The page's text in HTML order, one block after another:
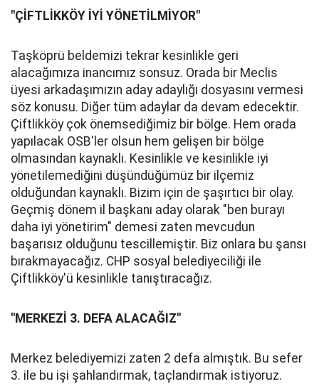
"ÇİFTLİKKÖY İYİ YÖNETİLMİYOR"
Taşköprü beldemizi tekrar kesinlikle geri
alacağımıza inancımız sonsuz. Orada bir Meclis
üyesi arkadaşımızın aday adaylığı dosyasını vermesi
söz konusu. Diğer tüm adaylar da devam edecektir.
Çiftlikköy çok önemsediğimiz bir bölge. Hem orada
yapılacak OSB'ler olsun hem gelişen bir bölge
olmasından kaynaklı. Kesinlikle ve kesinlikle iyi
yönetilemediğini düşündüğümüz bir ilçemiz
olduğundan kaynaklı. Bizim için de şaşırtıcı bir olay.
Geçmiş dönem il başkanı aday olarak "ben burayı
daha iyi yönetirim" demesi zaten mevcudun
başarısız olduğunu tescillemiştir. Biz onlara bu şansı
bırakmayacağız. CHP sosyal belediyeciliği ile
Çiftlikköy'ü kesinlikle tanıştıracağız.
"MERKEZİ 3. DEFA ALACAĞIZ"
Merkez belediyemizi zaten 2 defa almıştık. Bu sefer
3. ile bu işi şahlandırmak, taçlandırmak istiyoruz.